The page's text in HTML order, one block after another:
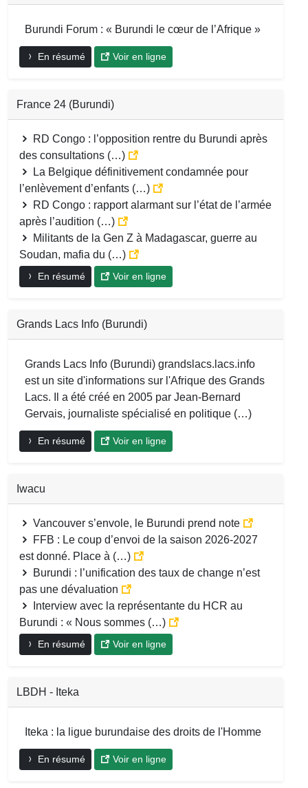
Burundi Forum : « Burundi le cœur de l’Afrique »
En résumé Voir en ligne
France 24 (Burundi)
RD Congo : l’opposition rentre du Burundi après
des consultations (…)
La Belgique définitivement condamnée pour
l’enlèvement d’enfants (…)
RD Congo : rapport alarmant sur l’état de l’armée
après l’audition (…)
Militants de la Gen Z à Madagascar, guerre au
Soudan, mafia du (…)
En résumé Voir en ligne
Grands Lacs Info (Burundi)
Grands Lacs Info (Burundi) grandslacs.lacs.info
est un site d'informations sur l'Afrique des Grands
Lacs. Il a été créé en 2005 par Jean-Bernard
Gervais, journaliste spécialisé en politique (…)
En résumé Voir en ligne
Iwacu
Vancouver s’envole, le Burundi prend note
FFB : Le coup d’envoi de la saison 2026-2027
est donné. Place à (…)
Burundi : l’unification des taux de change n’est
pas une dévaluation
Interview avec la représentante du HCR au
Burundi : « Nous sommes (…)
En résumé Voir en ligne
LBDH - Iteka
Iteka : la ligue burundaise des droits de l'Homme
En résumé Voir en ligne